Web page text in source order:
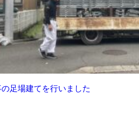
足場建てを行いました